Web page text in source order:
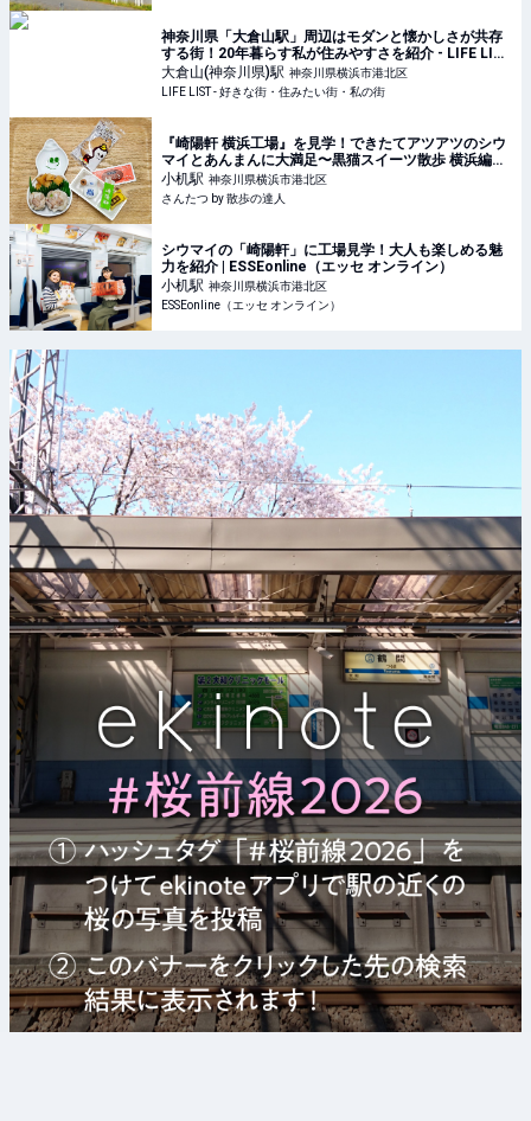
神奈川県「大倉山駅」周辺はモダンと懐かしさが共存
する街！20年暮らす私が住みやすさを紹介 - LIFE LIST
- 好きな街・住みたい街・私の街
大倉山(神奈川県)駅 神奈川県横浜市港北区
LIFE LIST - 好きな街・住みたい街・私の街
『崎陽軒 横浜工場』を見学！できたてアツアツのシウ
マイとあんまんに大満足〜黒猫スイーツ散歩 横浜編
⑧〜｜さんたつ by 散歩の達人
小机駅 神奈川県横浜市港北区
さんたつ by 散歩の達人
シウマイの「崎陽軒」に工場見学！大人も楽しめる魅
力を紹介 | ESSEonline（エッセ オンライン）
小机駅 神奈川県横浜市港北区
ESSEonline（エッセ オンライン）